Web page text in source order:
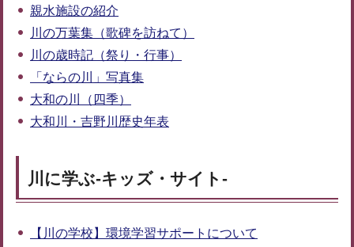
親水施設の紹介
川の万葉集（歌碑を訪ねて）
川の歳時記（祭り・行事）
「ならの川」写真集
大和の川（四季）
大和川・吉野川歴史年表
川に学ぶ-キッズ・サイト-
【川の学校】環境学習サポートについて